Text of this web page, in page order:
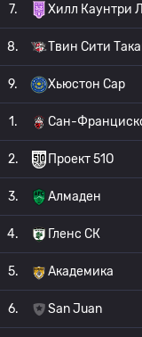
7. Хилл Каунтри
8. Твин Сити
9. Хьюстон Сар
1. Сан-
2. Проект 51О
3. Алмаден
4. Гленс СК
5. Академика
6. San Juan